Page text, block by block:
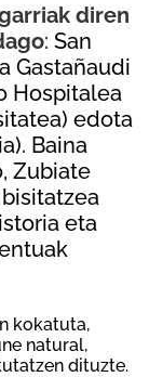
diren
: San
Gastañaudi
Hospitalea
edota
Baina
Zubiate
eta
kokatuta,
natural,
dituzte.